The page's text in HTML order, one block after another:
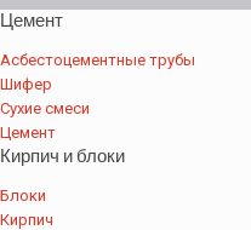
Цемент
Асбестоцементные трубы
Шифер
Сухие смеси
Цемент
Кирпич и блоки
Блоки
Кирпич